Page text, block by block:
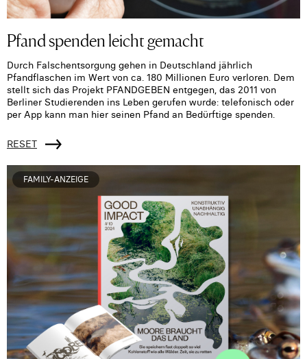
Pfand spenden leicht gemacht
Durch Falschentsorgung gehen in Deutschland jährlich
Pfandflaschen im Wert von ca. 180 Millionen Euro verloren. Dem
stellt sich das Projekt PFANDGEBEN entgegen, das 2011 von
Berliner Studierenden ins Leben gerufen wurde: telefonisch oder
per App kann man hier seinen Pfand an Bedürftige spenden.
RESET
FAMILY-ANZEIGE